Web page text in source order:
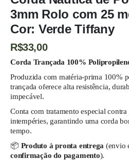
3mm Rolo com 25
Cor: Verde Tiffany
R$33,00
Corda Trançada 100%
Produzida com matéria-prima 100%
trançada oferece alta resistência,
impecável.
Conta com tratamento especial
intempéries, garantindo uma corda
tempo.
📦 Produto à pronta entrega (envio
confirmação do pagamento).